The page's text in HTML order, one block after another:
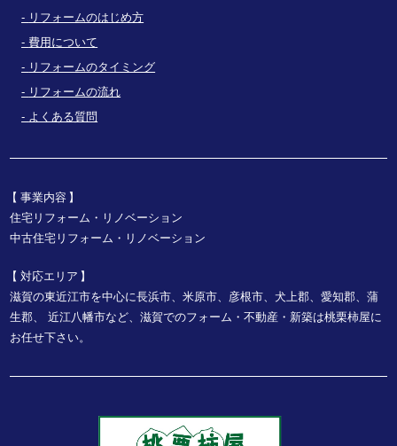
リフォームのはじめ方
費用について
リフォームのタイミング
リフォームの流れ
よくある質問
事業内容
住宅リフォーム・リノベーション
中古住宅リフォーム・リノベーション
対応エリア
滋賀の東近江市を中心に長浜市、米原市、彦根市、犬上郡、愛知郡、蒲
生郡、
近江八幡市など、滋賀でのフォーム・不動産・新築は桃栗柿屋に
お任せ下さい。